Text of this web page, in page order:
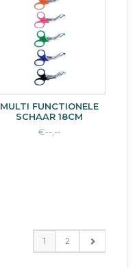
MULTI FUNCTIONELE
SCHAAR 18CM
€--,--
1 2